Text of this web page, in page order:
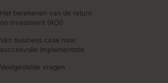
Het berekenen van de return
on investment (ROI)
Van business case naar
succesvolle implementatie
Veelgestelde vragen